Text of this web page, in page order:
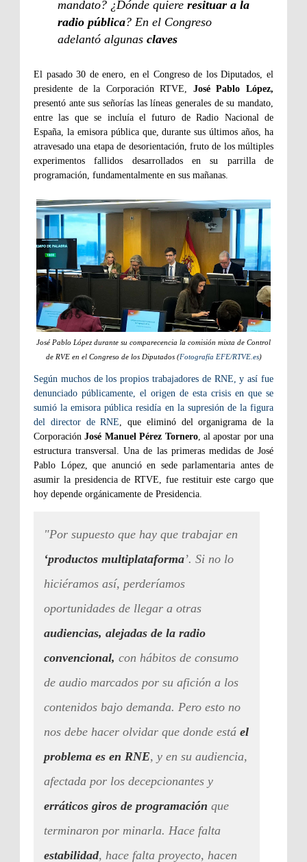
mandato? ¿Dónde quiere resituar a la
radio pública? En el Congreso
adelantó algunas claves
El pasado 30 de enero, en el Congreso de los Diputados, el
presidente de la Corporación RTVE, José Pablo López,
presentó ante sus señorías las líneas generales de su mandato,
entre las que se incluía el futuro de Radio Nacional de
España, la emisora pública que, durante sus últimos años, ha
atravesado una etapa de desorientación, fruto de los múltiples
experimentos fallidos desarrollados en su parrilla de
programación, fundamentalmente en sus mañanas.
José Pablo López durante su comparecencia la comisión mixta de Control
de RVE en el Congreso de los Diputados (Fotografía EFE/RTVE.es)
Según muchos de los propios trabajadores de RNE, y así fue
denunciado públicamente, el origen de esta crisis en que se
sumió la emisora pública residía en la supresión de la figura
del director de RNE, que eliminó del organigrama de la
CorporaciónJosé Manuel Pérez Tornero, al apostar por una
estructura transversal. Una de las primeras medidas de José
Pablo López, que anunció en sede parlamentaria antes de
asumir la presidencia de RTVE, fue restituir este cargo que
hoy depende orgánicamente de Presidencia.
"Por supuesto que hay que trabajar en
‘productos multiplataforma’. Si no lo
hiciéramos así, perderíamos
oportunidades de llegar a otras
audiencias, alejadas de la radio
convencional, con hábitos de consumo
de audio marcados por su afición a los
contenidos bajo demanda. Pero esto no
nos debe hacer olvidar que donde está el
problema es en RNE, y en su audiencia,
afectada por los decepcionantes y
erráticos giros de programación que
terminaron por minarla. Hace falta
estabilidad, hace falta proyecto, hacen